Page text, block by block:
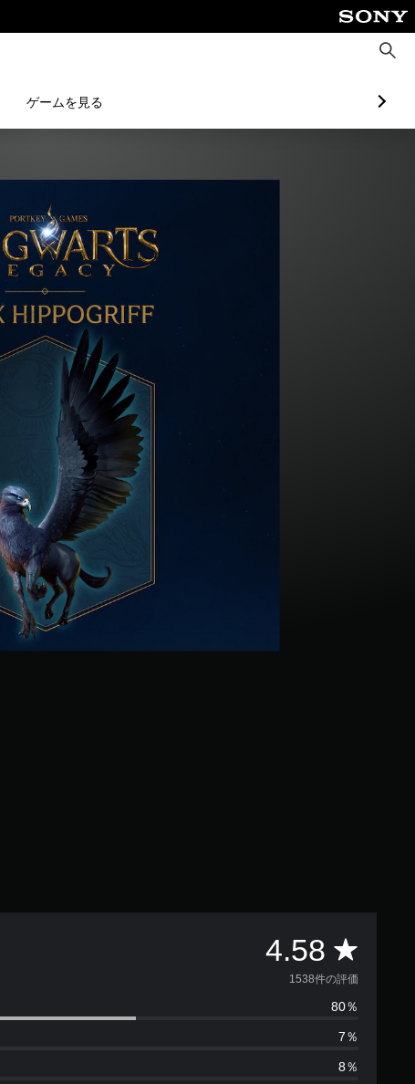
検
索
ゲームを見る
4.58 評
価
数
は
1538件の評価
80％
7％
8％